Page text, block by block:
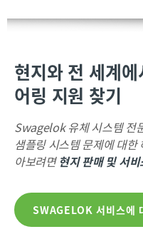
현지와 전 세계
어링 지원 찾기
Swagelok 유체 시스템 전
샘플링 시스템 문제에 대
아보려면 현지 판매 및 서
SWAGELOK 서비스에